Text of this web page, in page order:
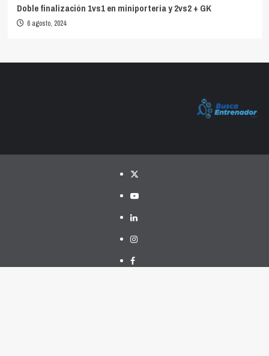
Doble finalización 1vs1 en miniporteria y 2vs2 + GK
6 agosto, 2024
Twitter
YouTube
LinkedIn
Instagram
Facebook